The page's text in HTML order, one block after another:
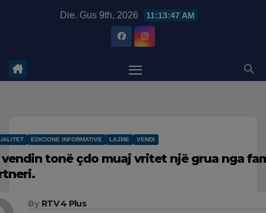
Die. Gus 9th, 2026 11:13:48 AM
EDICIONE INFORMATIVE LAJME VENDI
vendin tonë çdo muaj vritet një grua nga
By RTV 4 Plus